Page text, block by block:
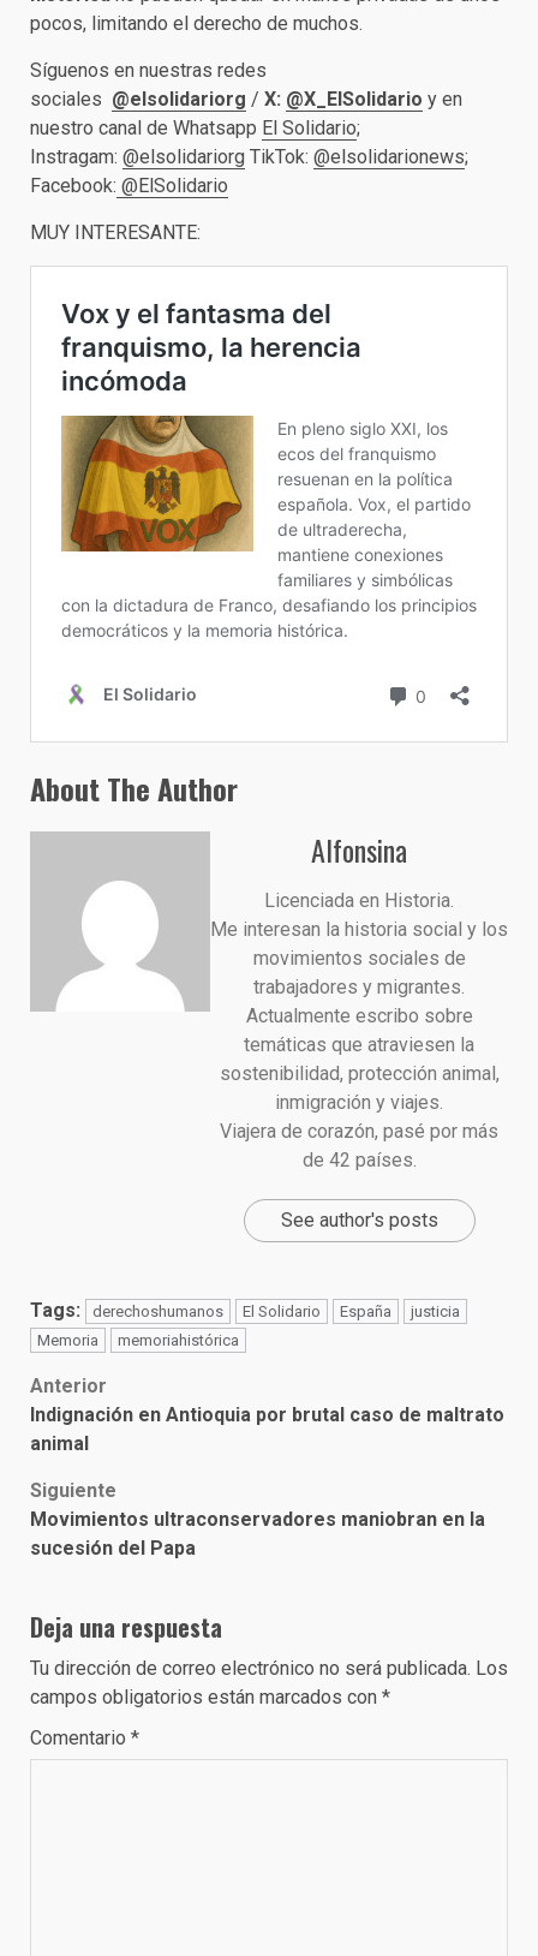
pocos, limitando el derecho de muchos.
Síguenos en nuestras redes
sociales @elsolidariorg / X: @X_ElSolidario y en
nuestro canal de Whatsapp El Solidario;
Instragam: @elsolidariorg TikTok: @elsolidarionews;
Facebook: @ElSolidario
MUY INTERESANTE:
About The Author
Alfonsina
Licenciada en Historia.
Me interesan la historia social y los
movimientos sociales de
trabajadores y migrantes.
Actualmente escribo sobre
temáticas que atraviesen la
sostenibilidad, protección animal,
inmigración y viajes.
Viajera de corazón, pasé por más
de 42 países.
See author's posts
Tags: derechoshumanos El Solidario España
justicia
Memoria
memoriahistórica
Post
navigation
Anterior
Indignación en Antioquia por brutal caso de maltrato
animal
Siguiente
Movimientos ultraconservadores maniobran en la
sucesión del Papa
Deja una respuesta
Tu dirección de correo electrónico no será publicada. Los
campos obligatorios están marcados con *
Comentario *